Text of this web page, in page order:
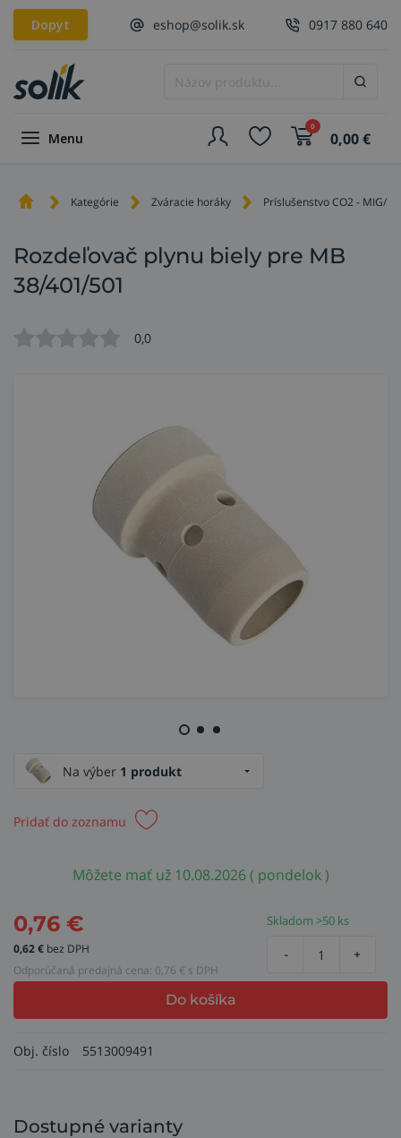
Dopyt eshop@solik.sk 0917 880 640
Menu
0
0,00€
Kategórie Zváracie horáky Príslušenstvo CO2 - MIG/
Rozdeľovač plynu biely pre MB
38/401/501
0,0
Na výber 1 produkt
Pridať do zoznamu
Môžete mať už 10.08.2026 ( pondelok )
0,76 €
0,62€ bez DPH
Odporúčaná predajná cena: 0,76 € s DPH
Skladom >50 ks
- +
Do košíka
Obj. číslo 5513009491
Dostupné varianty